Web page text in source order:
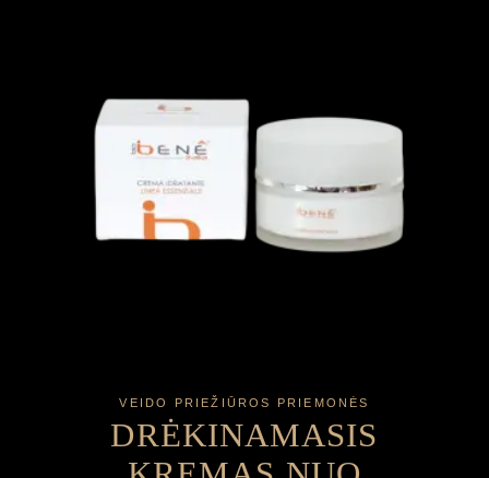
VEIDO PRIEŽIŪROS PRIEMONĖS
DRĖKINAMASIS